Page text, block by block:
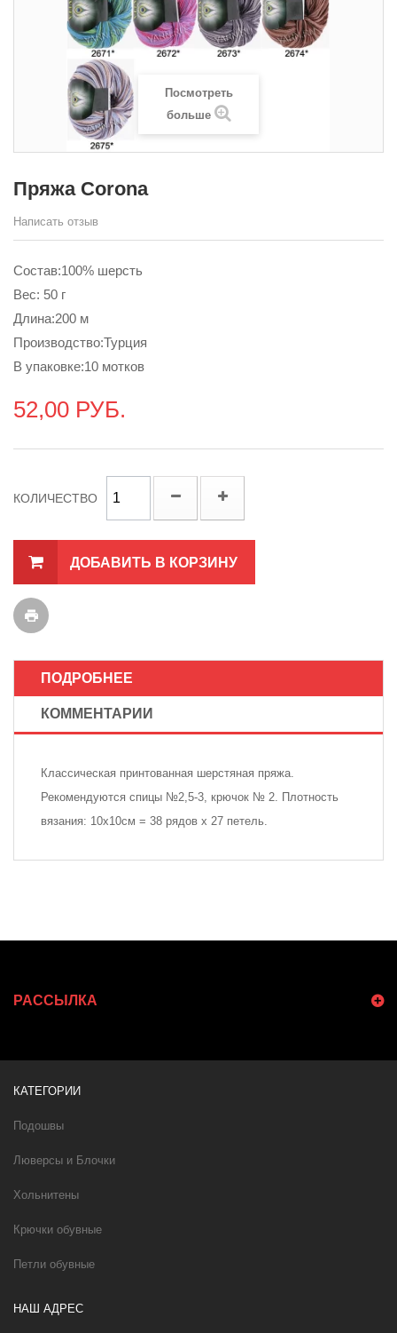
Посмотреть
больше
Пряжа Corona
Написать отзыв
Состав:100% шерсть
Вес: 50 г
Длина:200 м
Производство:Турция
В упаковке:10 мотков
52,00 РУБ.
КОЛИЧЕСТВО
ДОБАВИТЬ В КОРЗИНУ
ПОДРОБНЕЕ
КОММЕНТАРИИ
Классическая принтованная шерстяная пряжа.
Рекомендуются спицы №2,5-3, крючок № 2. Плотность
вязания: 10х10см = 38 рядов х 27 петель.
РАССЫЛКА
КАТЕГОРИИ
Подошвы
Люверсы и Блочки
Хольнитены
Крючки обувные
Петли обувные
НАШ АДРЕС